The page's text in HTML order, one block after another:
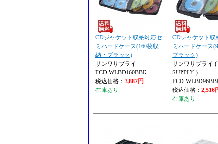
CDジャケット収納対応セ
ミハードケース(160枚収
納・ブラック)
サンワサプライ
FCD-WLBD160BBK
税込価格： 3,887円
在庫あり
CDジャケット収
ミハードケース
ブラック)
サンワサプライ (
SUPPLY )
FCD-
税込価格：2,516
在庫あり